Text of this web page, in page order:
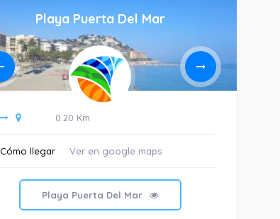
Playa Puerta Del Mar
0.20 Km
Cómo llegar Ver en google maps
Playa Puerta Del Mar